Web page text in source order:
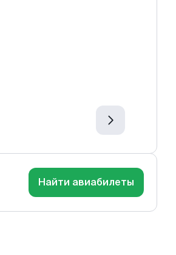
Найти авиабилеты